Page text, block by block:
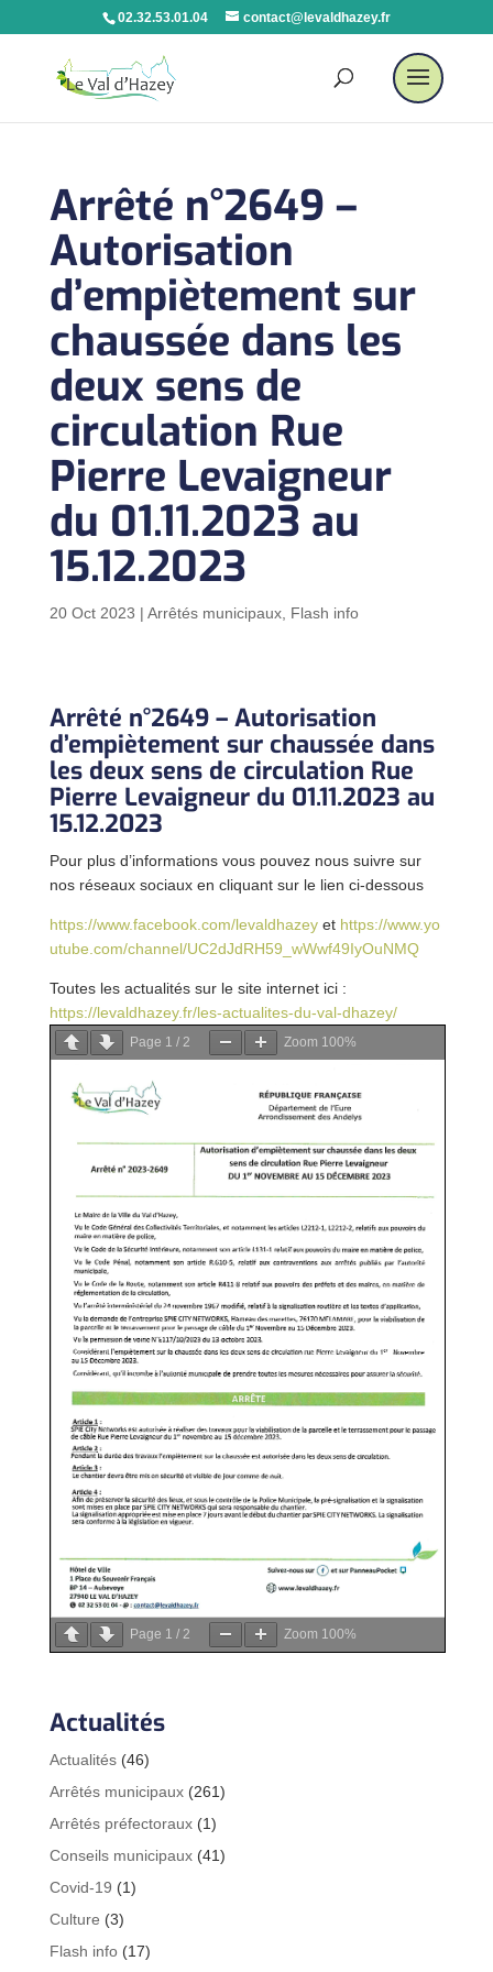
02.32.53.01.04 contact@levaldhazey.fr
Arrêté n°2649 –
Autorisation
d’empiètement sur
chaussée dans les
deux sens de
circulation Rue
Pierre Levaigneur
du 01.11.2023 au
15.12.2023
20 Oct 2023 | Arrêtés municipaux, Flash info
Arrêté n°2649 – Autorisation
d’empiètement sur chaussée dans
les deux sens de circulation Rue
Pierre Levaigneur du 01.11.2023 au
15.12.2023
Pour plus d’informations vous pouvez nous suivre sur
nos réseaux sociaux en cliquant sur le lien ci-dessous
https://www.facebook.com/levaldhazeyet https://www.yo
utube.com/channel/UC2dJdRH59_wWwf49IyOuNMQ
Toutes les actualités sur le site internet ici :
https://levaldhazey.fr/les-actualites-du-val-dhazey/
Page 1 / 2 Zoom 100%
Page 1 / 2 Zoom 100%
Actualités
Actualités(46)
Arrêtés municipaux(261)
Arrêtés préfectoraux(1)
Conseils municipaux(41)
Covid-19 (1)
Culture (3)
Flash info(17)